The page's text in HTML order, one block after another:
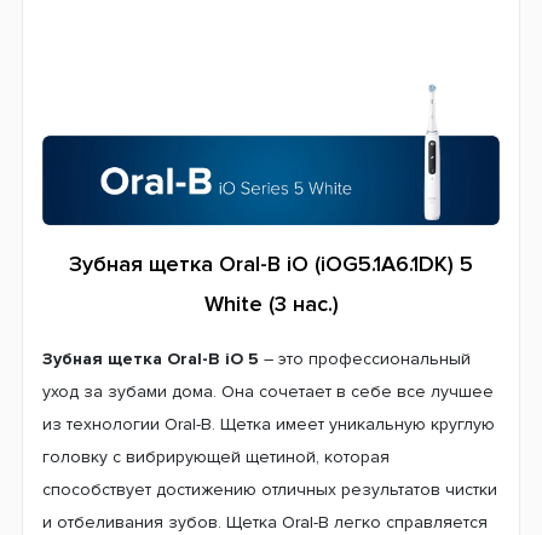
Зубная щетка Oral-B iO (iOG5.1A6.1DK) 5
White (3 нас.)
Зубная щетка Oral-B iO 5 – это профессиональный
уход за зубами дома. Она сочетает в себе все лучшее
из технологии Oral-B. Щетка имеет уникальную круглую
головку с вибрирующей щетиной, которая
способствует достижению отличных результатов чистки
и отбеливания зубов. Щетка Oral-B легко справляется